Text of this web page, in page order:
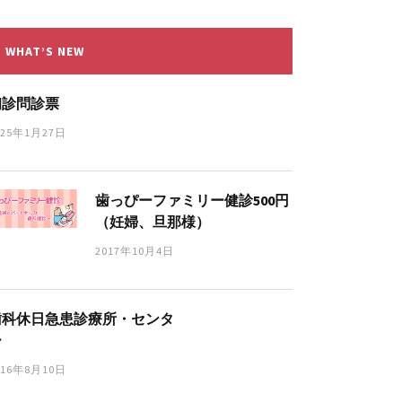
WHAT’S NEW
問診票
年1月27日
歯っぴーファミリー健診500円
（妊婦、旦那様）
2017年10月4日
休日急患診療所・センタ
年8月10日